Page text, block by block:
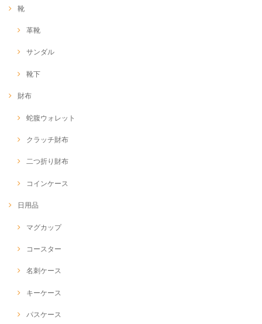
靴
革靴
サンダル
靴下
財布
蛇腹ウォレット
クラッチ財布
二つ折り財布
コインケース
日用品
マグカップ
コースター
名刺ケース
キーケース
パスケース